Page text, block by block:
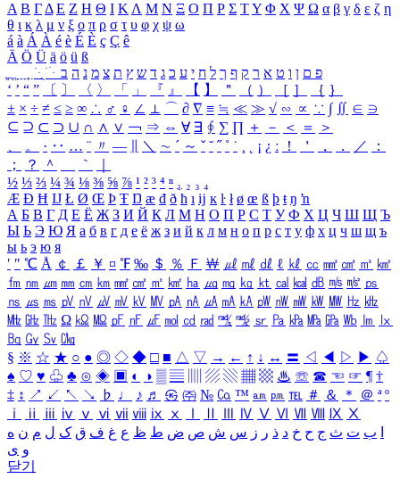
Α Β ΓΔ Ε Ζ Η Θ Ι ΚΛ Μ Ν Ξ Ο Π Ρ Σ ΤΥ Φ Χ Ψ Ω α β γ δ ε ζ η
θ ι κ λ μ ν ξ ο π ρ σ τ υ φ χ ψ ω
á à Á À é è É È ç Ç ê
Ä Ö Ü ä ö ü ß
ִֶֹ ֻּ ׁׂ פ ם ן ו ט א ר ק ף ך ל ח י ע כ ג ד ש ץ ת צ מ נ ה ב
‘ ’ “ ” 〔 〕 〈 〉 「 」 『 』 【 】 ＂ （ ） ［ ］ ｛ ｝
± × ÷ ≠ ≤ ≥ ∞ ∴ ♂ ♀ ∠ ⊥ ⌒ ∂ ∇ ≡ ≒ ≪ ≫ √ ∽ ∝ ∵ ∫ ∬ ∈ ∋
⊆ ⊇ ⊂ ⊃ ∪ ∩ ∧ ∨ ￢ ⇒ ⇔ ∀ ∃ ∮ ∑ ∏ ＋ － ＜ ＝
＞
、
。 · ‥ … ¨ 〃 ― ＼ ∼ ´ ～ ˇ ˘ ˝ ˚ ˙ ¸ ¡ ¿ ː ！ ＇ ， ． ／
：
；
？ ＾ ｀
½ ⅓ ⅔ ¼ ¾ ⅛ ⅜ ⅝ ⅞ ¹ ² ³ ⁴ ⁿ ₁ ₂ ₃ ₄
Æ Ð Ħ Ĳ Ł Ø Œ Þ Ŧ Ŋ æ đ ð ħ ı ĳ ĸ ŀ ł ø œ ß þ ŧ ŋ ŉ
А Б В Г Д Е Ё Ж З И Й К Л М Н О П Р С Т У Ф Х Ц Ч Ш Щ Ъ
Ы Ь Э Ю Я а б в г д е ё ж з и й к л м н о п р с т у ф х ц ч ш щ ъ
ы ь э ю я
′ ″ ℃ Å ￠ ￡ ￥ ¤ ℉ ‰ ＄ ％ Ｆ ￦ ㎕ ㎖ ㎗ ℓ ㎘ ㏄ ㎣ ㎤ ㎥ ㎦
㎙ ㎚ ㎛ ㎜ ㎝ ㎞ ㎟ ㎠ ㎡ ㎢ ㏊ ㎍ ㎎ ㎏ ㏏ ㎈ ㎉ ㏈ ㎧ ㎨ ㎰
㎱ ㎲ ㎳ ㎴ ㎵ ㎶ ㎷ ㎸ ㎹ ㎀ ㎁ ㎂ ㎃ ㎄ ㎺ ㎻ ㎽ ㎾ ㎿ ㎐ ㎑
㎒ ㎓ ㎔ Ω ㏀ ㏁ ㎊ ㎋ ㎌ ㏖ ㏅ ㎭ ㎮ ㎯ ㏛ ㎩ ㎪ ㎫ ㎬ ㏝ ㏐
㏓
㏃ ㏉ ㏜ ㏆
§ ※ ☆ ★ ○ ● ◎ ◇ ◆ □ ■ △ ▽ → ← ↑ ↓ ↔ 〓 ◁ ◀ ▷ ▶ ♤
♠ ♡ ♥ ♧ ♣ ⊙ ◈ ▣ ◐ ◑ ▒ ▤ ▨ ▧ ▦ ▩ ♨ ☏ ☎ ☜ ☞ ¶ †
‡ ↕ ↗ ↙ ↖ ↘ ♭ ♩ ♪ ♬ ㉿ ㈜ № ㏇ ™ ㏂ ㏘ ℡ ＃ ＆ ＊ ＠ ª º
ⅰ
ⅱ ⅲ ⅳ ⅴ ⅵ ⅶ ⅷ ⅸ ⅹ Ⅳ Ⅴ Ⅵ Ⅶ Ⅷ Ⅸ Ⅹ
ب ت ث ج ح خ د ذ ر ز س ش ص ض ط ظ ع غ ف ق ک ل م ن ه
و ی
닫기